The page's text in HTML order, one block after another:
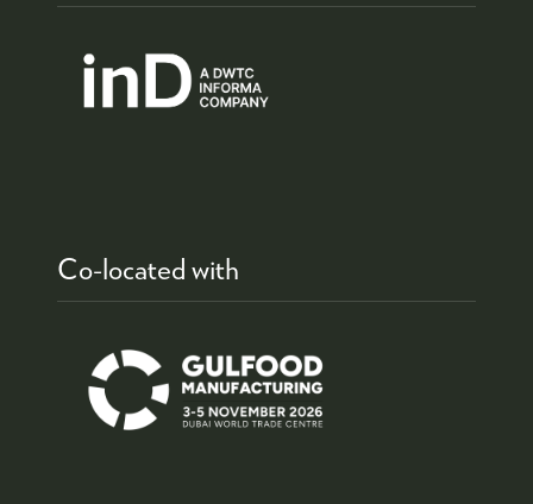
Co-located with